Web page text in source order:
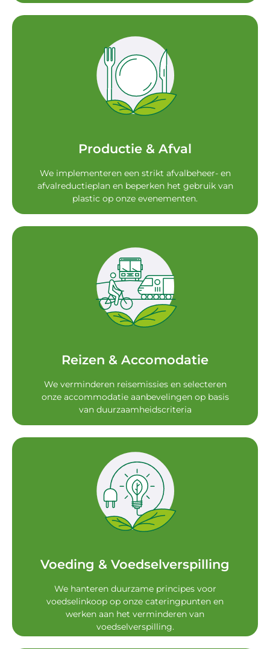
Productie & Afval
We implementeren een strikt afvalbeheer- en
afvalreductieplan en beperken het gebruik van
plastic op onze evenementen.
Productie & Aval
We gebruiken herbruikbare tapijttegels op het
evenement. Onze Smart Badge technologie
zorgt voor een aanzienlijke papierbesparing bij
onze exposanten.
Reizen & Accomodatie
We verminderen reisemissies en selecteren
onze accommodatie aanbevelingen op basis
van duurzaamheidscriteria
Reizen & Accomodatie
elektrische voertuigen. De locatie is voorzien
van parkeergelegenheid voor fietsen. We raden
carpoolen aan
Voeding & Voedselverspilling
We hanteren duurzame principes voor
voedselinkoop op onze cateringpunten en
werken aan het verminderen van
voedselverspilling.
Voeding & Voedselverspilling
verspilling te verminderen. Vegetarische en
veganistische opties zijn beschikbaar op de
cateringpunten.